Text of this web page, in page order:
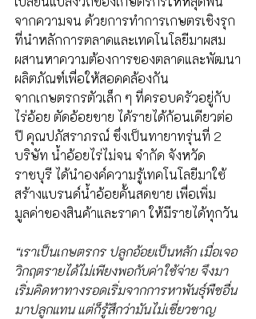
จากความจน ด้วยการทำการเกษตรเชิงรุก
ที่นำหลักการตลาดและเทคโนโลยีมาผสม
ผสานหาความต้องการของตลาดและพัฒนา
ผลิตภัณฑ์เพื่อให้สอดคล้องกัน
จากเกษตรกรตัวเล็ก ๆ ที่ครอบครัวอยู่กับ
ไร่อ้อย ตัดอ้อยขาย ได้รายได้ก้อนเดียวต่อ
ปี คุณปภัสราภรณ์ ซึ่งเป็นทายาทรุ่นที่ 2
บริษัท น้ำอ้อยไร่ไม่จน จำกัด จังหวัด
ราชบุรี ได้นำองค์ความรู้เทคโนโลยีมาใช้
สร้างแบรนด์น้ำอ้อยคั้นสดขาย เพื่อเพิ่ม
มูลค่าของสินค้าและราคา ให้มีรายได้ทุกวัน
“เราเป็นเกษตรกร ปลูกอ้อยเป็นหลัก เมื่อเจอ
วิกฤตรายได้ไม่เพียงพอกับค่าใช้จ่าย จึงมา
เริ่มคิดหาทางรอดเริ่มจากการหาพันธุ์พืชอื่น
มาปลูกแทน แต่ก็รู้สึกว่ามันไม่เชี่ยวชาญ